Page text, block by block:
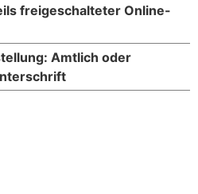
freigeschalteter Online-
Amtlich oder